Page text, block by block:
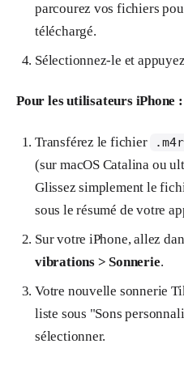
parcourez vos fichiers
téléchargé.
Sélectionnez-le et
Pour les utilisateurs iPhone :
Transférez le fichier .m4r
(sur macOS Catalina ou
Glissez simplement le
sous le résumé de votre
Sur votre iPhone, allez
vibrations > Sonnerie.
Votre nouvelle sonnerie
liste sous "Sons
sélectionner.